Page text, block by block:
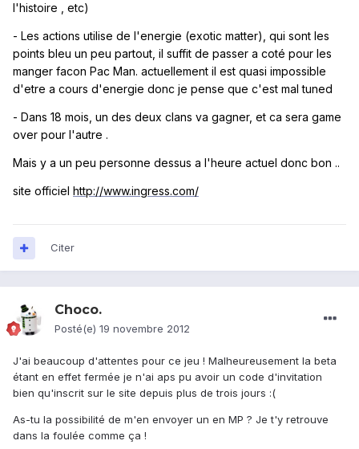
l'histoire , etc)
- Les actions utilise de l'energie (exotic matter), qui sont les
points bleu un peu partout, il suffit de passer a coté pour les
manger facon Pac Man. actuellement il est quasi impossible
d'etre a cours d'energie donc je pense que c'est mal tuned
- Dans 18 mois, un des deux clans va gagner, et ca sera game
over pour l'autre .
Mais y a un peu personne dessus a l'heure actuel donc bon ..
site officiel http://www.ingress.com/
Citer
Choco.
Posté(e) 19 novembre 2012
J'ai beaucoup d'attentes pour ce jeu ! Malheureusement la beta
étant en effet fermée je n'ai aps pu avoir un code d'invitation
bien qu'inscrit sur le site depuis plus de trois jours :(
As-tu la possibilité de m'en envoyer un en MP ? Je t'y retrouve
dans la foulée comme ça !